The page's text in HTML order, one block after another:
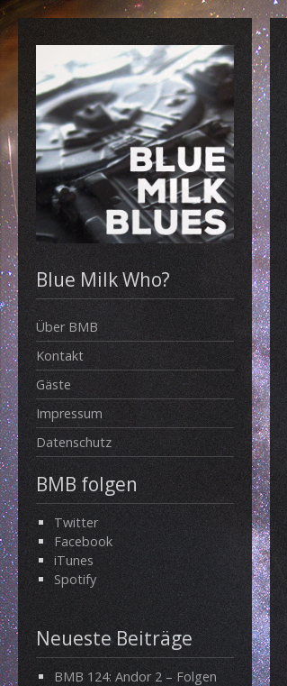
Blue Milk Who?
Über BMB
Kontakt
Gäste
Impressum
Datenschutz
BMB folgen
Twitter
Facebook
iTunes
Spotify
Neueste Beiträge
BMB 124: Andor 2 – Folgen